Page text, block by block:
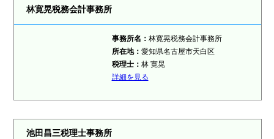
林寛晃税務会計事務所
事務所名： 林寛晃税務会計事務所
所在地： 愛知県名古屋市天白区
税理士： 林 寛晃
詳細を見る
池田昌三税理士事務所